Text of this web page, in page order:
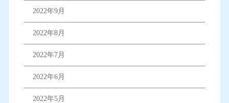
2022年9月
2022年8月
2022年7月
2022年6月
2022年5月